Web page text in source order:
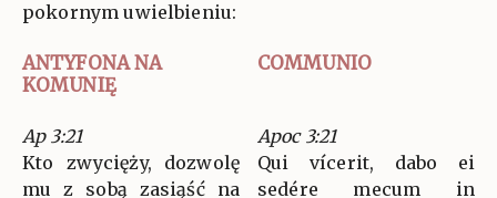
pokornym uwielbieniu:
ANTYFONA NA
KOMUNIĘ
COMMUNIO
Ap 3:21
Kto zwycięży, dozwolę
mu z sobą zasiąść na
Apoc 3:21
Qui vícerit, dabo ei
sedére mecum in